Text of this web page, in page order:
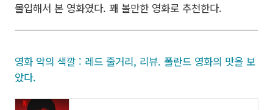
몰입해서 본 영화였다. 꽤 볼만한 영화로 추천한다.
영화 악의 색깔 : 레드 줄거리, 리뷰. 폴란드 영화의 맛을 보
았다.